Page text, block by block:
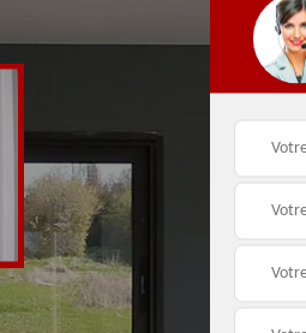
boiserie, bois 33